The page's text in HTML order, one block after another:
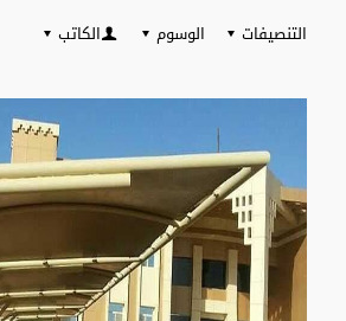
التنصيفات الوسوم الكاتب